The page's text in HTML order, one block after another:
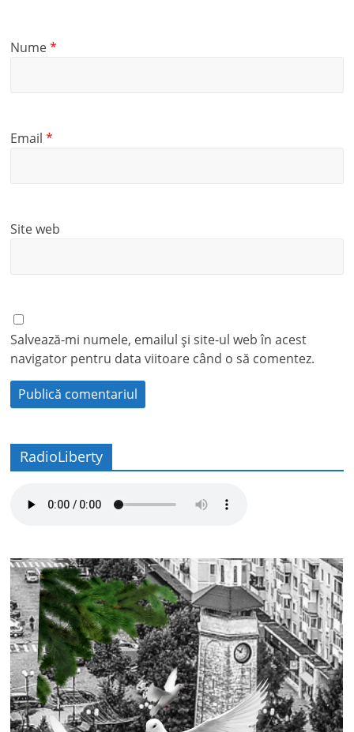
Nume*
Email*
Site web
Salvează-mi numele, emailul și site-ul web în acest
navigator pentru data viitoare când o să comentez.
RadioLiberty